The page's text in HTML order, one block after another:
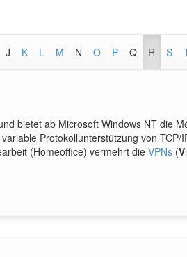
J K L M N O P Q R S
bietet ab Microsoft Windows NT die
Protokollunterstützung von
(Homeoffice) vermehrt die VPNs (V